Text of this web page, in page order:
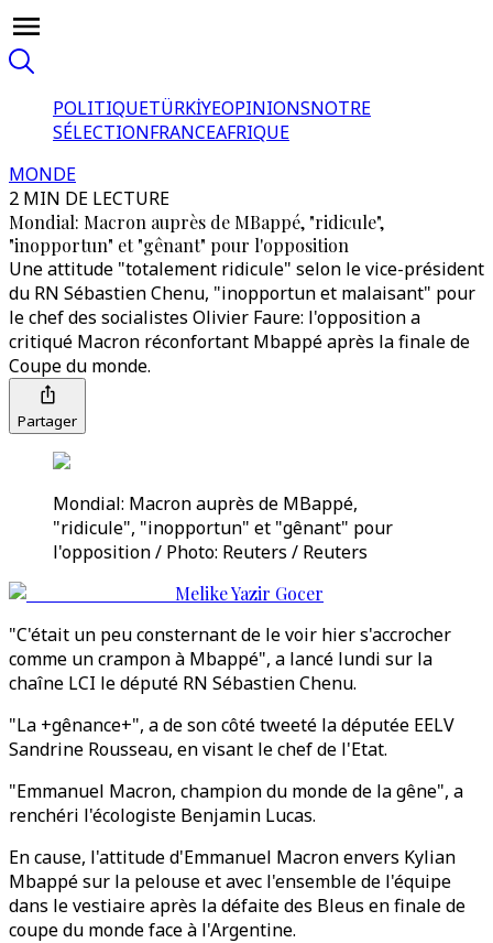
POLITIQUETÜRKİYEOPINIONSNOTRE
SÉLECTIONFRANCEAFRIQUE
MONDE
2 MIN DE LECTURE
Mondial: Macron auprès de MBappé, "ridicule",
"inopportun" et "gênant" pour l'opposition
Une attitude "totalement ridicule" selon le vice-président
du RN Sébastien Chenu, "inopportun et malaisant" pour
le chef des socialistes Olivier Faure: l'opposition a
critiqué Macron réconfortant Mbappé après la finale de
Coupe du monde.
Partager
Mondial: Macron auprès de MBappé,
"ridicule", "inopportun" et "gênant" pour
l'opposition / Photo: Reuters / Reuters
Melike Yazir Gocer
"C'était un peu consternant de le voir hier s'accrocher
comme un crampon à Mbappé", a lancé lundi sur la
chaîne LCI le député RN Sébastien Chenu.
"La +gênance+", a de son côté tweeté la députée EELV
Sandrine Rousseau, en visant le chef de l'Etat.
"Emmanuel Macron, champion du monde de la gêne", a
renchéri l'écologiste Benjamin Lucas.
En cause, l'attitude d'Emmanuel Macron envers Kylian
Mbappé sur la pelouse et avec l'ensemble de l'équipe
dans le vestiaire après la défaite des Bleus en finale de
coupe du monde face à l'Argentine.